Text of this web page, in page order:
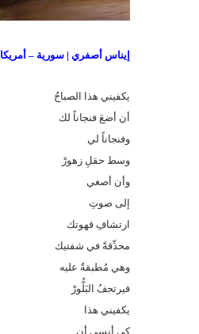
إيناس أصفري | سورية – أمريكا
يكفيني هذا الصباحُ
أن أضعَ فنجاناً لك
وفنجاناً لي
وسط حقلِ زهورْ
وأن أصغي
إلى صوتِ
ارتشافِ قهوتك
محدِّقةً في شفتيك
وهي مُطبقةٌ عليه
فيرتجفُ البَلُّورْ
يكفيني هذا
كي أنسى أن